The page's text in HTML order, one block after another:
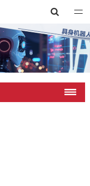
限公司